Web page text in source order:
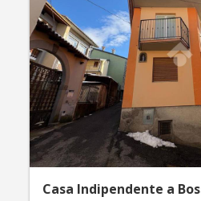
Casa Indipendente a